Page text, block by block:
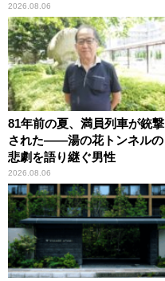
2026.08.06
81年前の夏、満員列車が銃撃
された――湯の花トンネルの
悲劇を語り継ぐ男性
2026.08.06